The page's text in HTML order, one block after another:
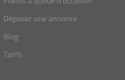
Déposer une annonce
Blog
Tarifs